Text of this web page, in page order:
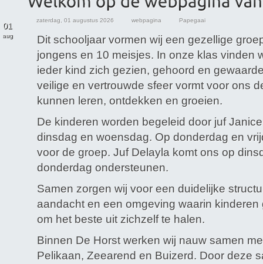
01
aug
zaterdag, 01 augustus 2026 webpagina Papegaai
Dit schooljaar vormen wij een gezellige
jongens en 10 meisjes. In onze klas vinden
ieder kind zich gezien, gehoord en
veilige en vertrouwde sfeer vormt voor ons
kunnen leren, ontdekken en groeien.
De kinderen worden begeleid door juf
dinsdag en woensdag. Op donderdag en
voor de groep. Juf Delayla komt ons op
donderdag ondersteunen.
Samen zorgen wij voor een duidelijke
aandacht en een omgeving waarin
om het beste uit zichzelf te halen.
Binnen De Horst werken wij nauw samen
Pelikaan, Zeearend en Buizerd. Door deze